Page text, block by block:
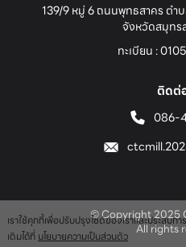
139/9 หมู่ 6 ถนนพุทธสาคร ตำ
จังหวัดสมุทร
ทะเบียน :
ติดต่
086-
© Copyright 2025
All rights
เราใช้คุกกี้เพื่อปรับปรุงไซต์ของเราและประสบ
เติมได้ที่ นโยบายความเป็นส่วนตัว